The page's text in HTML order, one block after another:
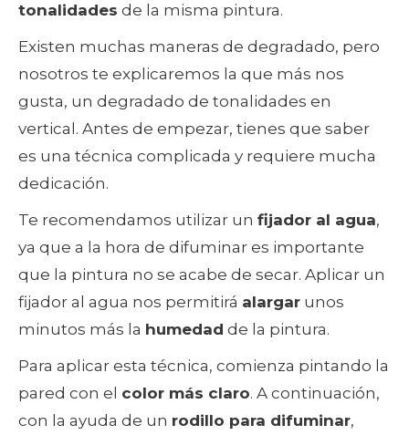
tonalidades de la misma pintura.
Existen muchas maneras de degradado, pero
nosotros te explicaremos la que más nos
gusta, un degradado de tonalidades en
vertical. Antes de empezar, tienes que saber
es una técnica complicada y requiere mucha
dedicación.
Te recomendamos utilizar un fijador al agua,
ya que a la hora de difuminar es importante
que la pintura no se acabe de secar. Aplicar un
fijador al agua nos permitirá alargar unos
minutos más la humedad de la pintura.
Para aplicar esta técnica, comienza pintando la
pared con el color más claro. A continuación,
con la ayuda de un rodillo para difuminar,